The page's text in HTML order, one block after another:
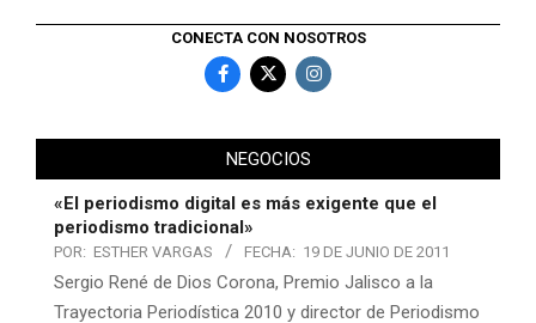
CONECTA CON NOSOTROS
NEGOCIOS
«El periodismo digital es más exigente que el
periodismo tradicional»
POR: ESTHER VARGAS FECHA: 19 DE JUNIO DE 2011
Sergio René de Dios Corona, Premio Jalisco a la
Trayectoria Periodística 2010 y director de Periodismo